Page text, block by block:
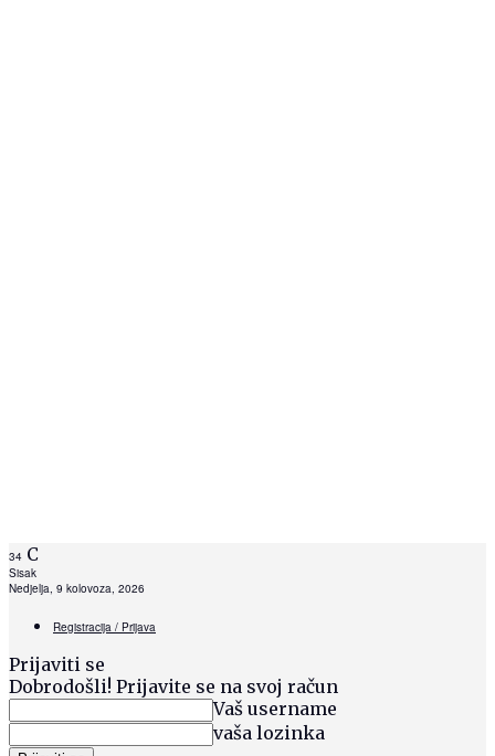
34 C
Sisak
Nedjelja, 9 kolovoza, 2026
Registracija / Prijava
Prijaviti se
Dobrodošli! Prijavite se na svoj račun
Vaš username
vaša lozinka